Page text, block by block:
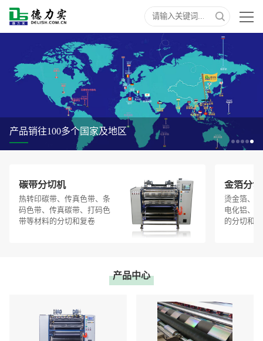
产品销往100多个国家及地区
碳带分切机
热转印碳带、传真色带、条
码色带、传真碳带、打码色
带等材料的分切和复卷
金箔分
烫金箔、
电化铝、
的分切和
产品中心